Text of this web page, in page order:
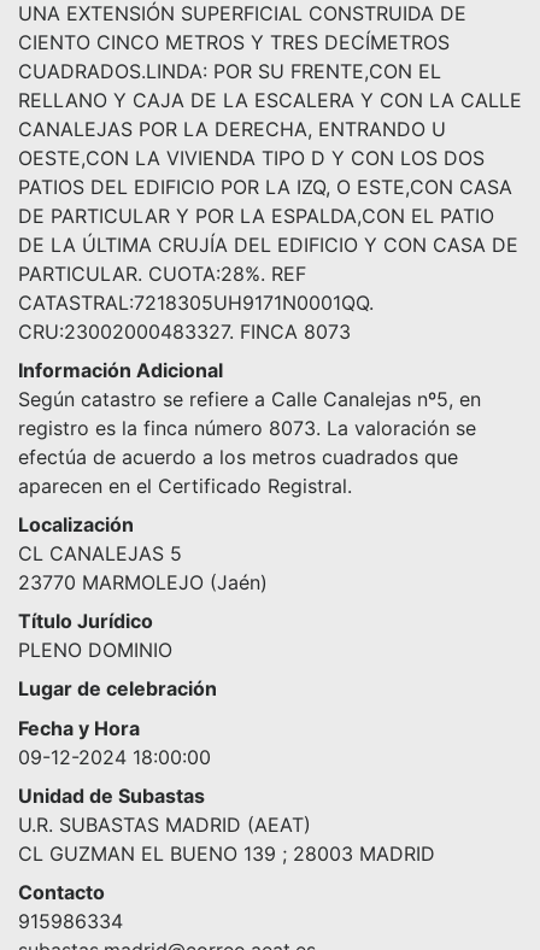
UNA EXTENSIÓN SUPERFICIAL CONSTRUIDA DE
CIENTO CINCO METROS Y TRES DECÍMETROS
CUADRADOS.LINDA: POR SU FRENTE,CON EL
RELLANO Y CAJA DE LA ESCALERA Y CON LA CALLE
CANALEJAS POR LA DERECHA, ENTRANDO U
OESTE,CON LA VIVIENDA TIPO D Y CON LOS DOS
PATIOS DEL EDIFICIO POR LA IZQ, O ESTE,CON CASA
DE PARTICULAR Y POR LA ESPALDA,CON EL PATIO
DE LA ÚLTIMA CRUJÍA DEL EDIFICIO Y CON CASA DE
PARTICULAR. CUOTA:28%. REF
CATASTRAL:7218305UH9171N0001QQ.
CRU:23002000483327. FINCA 8073
Información Adicional
Según catastro se refiere a Calle Canalejas nº5, en
registro es la finca número 8073. La valoración se
efectúa de acuerdo a los metros cuadrados que
aparecen en el Certificado Registral.
Localización
CL CANALEJAS 5
23770 MARMOLEJO (Jaén)
Título Jurídico
PLENO DOMINIO
Lugar de celebración
Fecha y Hora
09-12-2024 18:00:00
Unidad de Subastas
U.R. SUBASTAS MADRID (AEAT)
CL GUZMAN EL BUENO 139 ; 28003 MADRID
Contacto
915986334